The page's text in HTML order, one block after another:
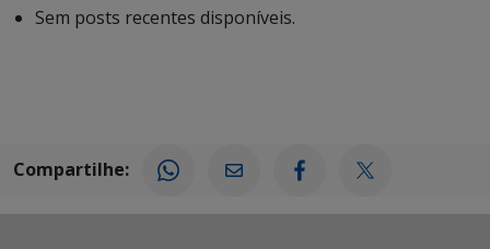
Sem posts recentes disponíveis.
Compartilhe: